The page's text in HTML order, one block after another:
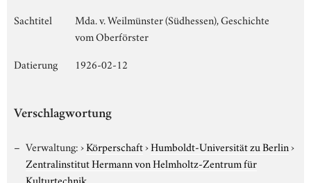
Sachtitel
Mda. v. Weilmünster (Südhessen), Geschichte
vom Oberförster
Datierung
1926-02-12
Verschlagwortung
Verwaltung:›Körperschaft›Humboldt-Universität zu Berlin›
Zentralinstitut Hermann von Helmholtz-Zentrum für
Kulturtechnik